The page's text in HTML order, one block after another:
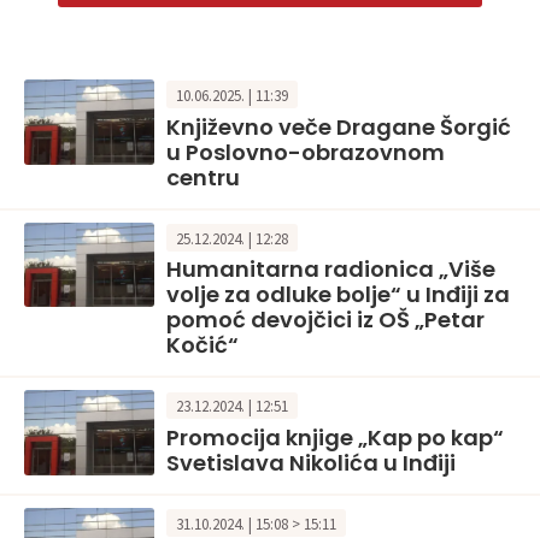
10.06.2025. | 11:39
Književno veče Dragane Šorgić
u Poslovno-obrazovnom
centru
25.12.2024. | 12:28
Humanitarna radionica „Više
volje za odluke bolje“ u Inđiji za
pomoć devojčici iz OŠ „Petar
Kočić“
23.12.2024. | 12:51
Promocija knjige „Kap po kap“
Svetislava Nikolića u Inđiji
31.10.2024. | 15:08 > 15:11